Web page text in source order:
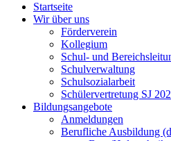
Startseite
Wir über uns
Förderverein
Kollegium
Schul- und
Schulverwaltung
Schulsozialarbeit
Schülervertretung SJ
Bildungsangebote
Anmeldungen
Berufliche Ausbildung